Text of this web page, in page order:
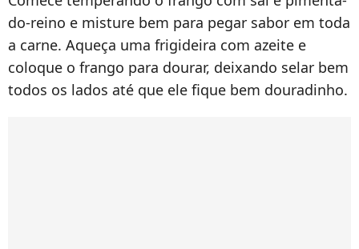
do-reino e misture bem para pegar sabor em toda
a carne. Aqueça uma frigideira com azeite e
coloque o frango para dourar, deixando selar bem
todos os lados até que ele fique bem douradinho.